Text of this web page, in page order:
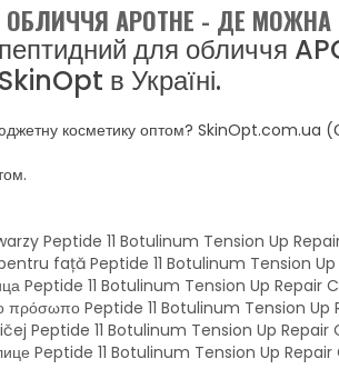
APOTHE - ДЕ
для обличчя
в Україні.
косметику оптом? SkinOpt.com.ua
Peptide 11 Botulinum Tension Up
față Peptide 11 Botulinum Tension Up
Peptide 11 Botulinum Tension Up Repair
το πρόσωπο Peptide 11 Botulinum Tension
Peptide 11 Botulinum Tension Up Repair
Peptide 11 Botulinum Tension Up